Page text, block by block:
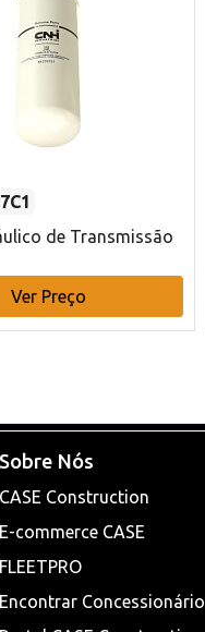
de Transmissão
Ver Preço
Sobre Nós
CASE Construction
E-commerce CASE
FLEETPRO
Encontrar Concessionário